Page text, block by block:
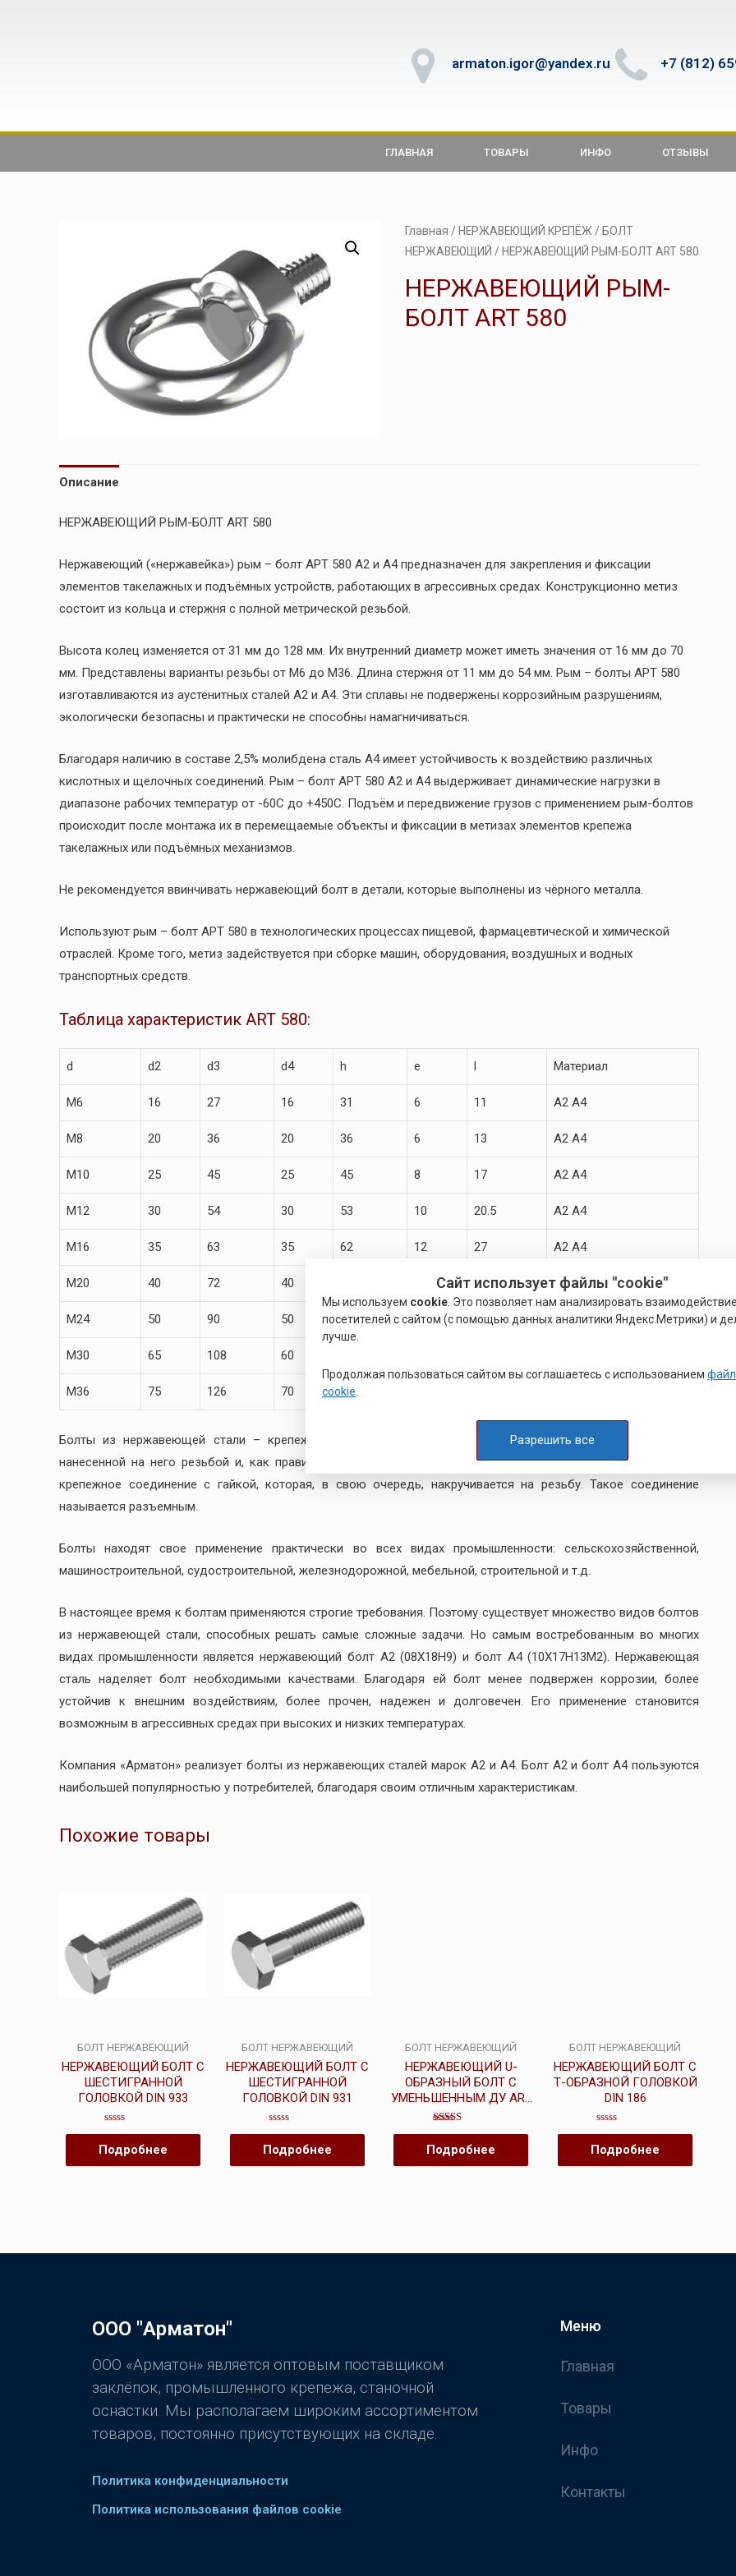
armaton.igor@yandex.ru +7 (812)
ГЛАВНАЯ ТОВАРЫ ИНФО ОТЗЫВЫ
Главная / НЕРЖАВЕЮЩИЙ КРЕПЁЖ / БОЛТ
НЕРЖАВЕЮЩИЙ / НЕРЖАВЕЮЩИЙ РЫМ-БОЛТ ART 580
НЕРЖАВЕЮЩИЙ РЫМ-
БОЛТ ART 580
Описание
НЕРЖАВЕЮЩИЙ РЫМ-БОЛТ ART 580
Нержавеющий («нержавейка») рым – болт AРT 580 А2 и А4 предназначен для закрепления и фиксации
элементов такелажных и подъёмных устройств, работающих в агрессивных средах. Конструкционно метиз
состоит из кольца и стержня с полной метрической резьбой.
Высота колец изменяется от 31 мм до 128 мм. Их внутренний диаметр может иметь значения от 16 мм до 70
мм. Представлены варианты резьбы от М6 до М36. Длина стержня от 11 мм до 54 мм. Рым – болты AРT 580
изготавливаются из аустенитных сталей А2 и А4. Эти сплавы не подвержены коррозийным разрушениям,
экологически безопасны и практически не способны намагничиваться.
Благодаря наличию в составе 2,5% молибдена сталь А4 имеет устойчивость к воздействию различных
кислотных и щелочных соединений. Рым – болт AРT 580 А2 и А4 выдерживает динамические нагрузки в
диапазоне рабочих температур от -60С до +450С. Подъём и передвижение грузов с применением рым-болтов
происходит после монтажа их в перемещаемые объекты и фиксации в метизах элементов крепежа
такелажных или подъёмных механизмов.
Не рекомендуется ввинчивать нержавеющий болт в детали, которые выполнены из чёрного металла.
Используют рым – болт AРT 580 в технологических процессах пищевой, фармацевтической и химической
отраслей. Кроме того, метиз задействуется при сборке машин, оборудования, воздушных и водных
транспортных средств.
Таблица характеристик ART 580:
d d2 d3 d4 h e l Материал
M6 16 27 16 31 6 11 A2 A4
M8 20 36 20 36 6 13 A2 A4
M10 25 45 25 45 8 17 A2 A4
M12 30 54 30 53 10 20.5 A2 A4
M16 35 63 35 62 12 27 A2 A4
M20 40 72 40 30 A2 A4
M24 50 90 50 90 18 36 A2 A4
M30 65 108 60
M36 75 126 70 128
Болты из нержавеющей стали – крепежное изделие, состоящее из стержня цилиндрической формы с
нанесенной на него резьбой и, как правило, хотя и не обязательно, шестигранной головки. Болт образует
крепежное соединение с гайкой, которая, в свою очередь, накручивается на резьбу. Такое соединение
называется разъемным.
Болты находят свое применение практически во всех видах промышленности: сельскохозяйственной,
машиностроительной, судостроительной, железнодорожной, мебельной, строительной и т.д.
В настоящее время к болтам применяются строгие требования. Поэтому существует множество видов болтов
из нержавеющей стали, способных решать самые сложные задачи. Но самым востребованным во многих
видах промышленности является нержавеющий болт А2 (08Х18Н9) и болт А4 (10Х17Н13М2). Нержавеющая
сталь наделяет болт необходимыми качествами. Благодаря ей болт менее подвержен коррозии, более
устойчив к внешним воздействиям, более прочен, надежен и долговечен. Его применение становится
возможным в агрессивных средах при высоких и низких температурах.
Компания «Арматон» реализует болты из нержавеющих сталей марок А2 и А4. Болт А2 и болт А4 пользуются
наибольшей популярностью у потребителей, благодаря своим отличным характеристикам.
Похожие товары
БОЛТ НЕРЖАВЕЮЩИЙ
НЕРЖАВЕЮЩИЙ БОЛТ С
ШЕСТИГРАННОЙ
ГОЛОВКОЙ DIN 933
Оценка
0
из
Подробнее
БОЛТ НЕРЖАВЕЮЩИЙ
НЕРЖАВЕЮЩИЙ БОЛТ С
ШЕСТИГРАННОЙ
ГОЛОВКОЙ DIN 931
Оценка
0
из
Подробнее
БОЛТ НЕРЖАВЕЮЩИЙ
НЕРЖАВЕЮЩИЙ U-
ОБРАЗНЫЙ БОЛТ С
УМЕНЬШЕННЫМ ДУ ART
9440
Оценка
из 5
Подробнее
БОЛТ НЕРЖАВЕЮЩИЙ
НЕРЖАВЕЮЩИЙ БОЛТ С
Т-ОБРАЗНОЙ ГОЛОВКОЙ
DIN 186
Оценка
0
из
Подробнее
ООО "Арматон"
ООО «Арматон» является оптовым поставщиком
заклёпок, промышленного крепежа, станочной
оснастки. Мы располагаем широким ассортиментом
товаров, постоянно присутствующих на складе.
Политика конфиденциальности
Политика использования файлов cookie
Меню
Главная
Товары
Инфо
Контакты
Сайт использует файлы "cookie"
Мы используем cookie . Это позволяет нам анализировать взаимодействие
посетителей с сайтом (с помощью данных аналитики Яндекс.Метрики) и
лучше.
Продолжая пользоваться сайтом вы соглашаетесь с использованием
cookie
Разрешить все